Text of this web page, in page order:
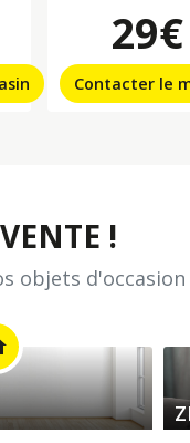
29€
Contacter le
!
objets d'occasion